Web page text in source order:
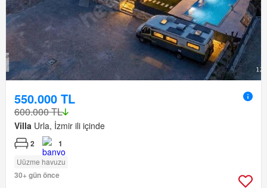
550.000 TL
600.000 TL
Villa Urla, İzmir ili içinde
2 1
Uüzme havuzu
30+ gün önce